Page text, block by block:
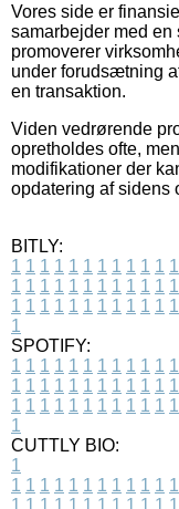
Vores side er
samarbejder med en
promoverer
under forudsætning
en transaktion.
Viden vedrørende
opretholdes ofte,
modifikationer der
opdatering af sidens
BITLY:
1 1 1 1 1 1 1 1 1 1 1 1
1 1 1 1 1 1 1 1 1 1 1 1
1 1 1 1 1 1 1 1 1 1 1 1
1
SPOTIFY:
1 1 1 1 1 1 1 1 1 1 1 1
1 1 1 1 1 1 1 1 1 1 1 1
1 1 1 1 1 1 1 1 1 1 1 1
1
CUTTLY BIO:
1
1 1 1 1 1 1 1 1 1 1 1 1
1 1 1 1 1 1 1 1 1 1 1 1